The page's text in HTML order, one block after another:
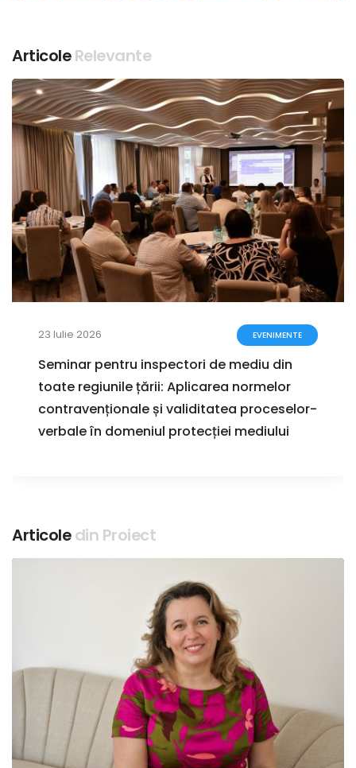
ArticoleRelevante
23 Iulie 2026 EVENIMENTE
Seminar pentru inspectori de mediu din
toate regiunile țării: Aplicarea normelor
contravenționale și validitatea proceselor-
verbale în domeniul protecției mediului
Articoledin Proiect